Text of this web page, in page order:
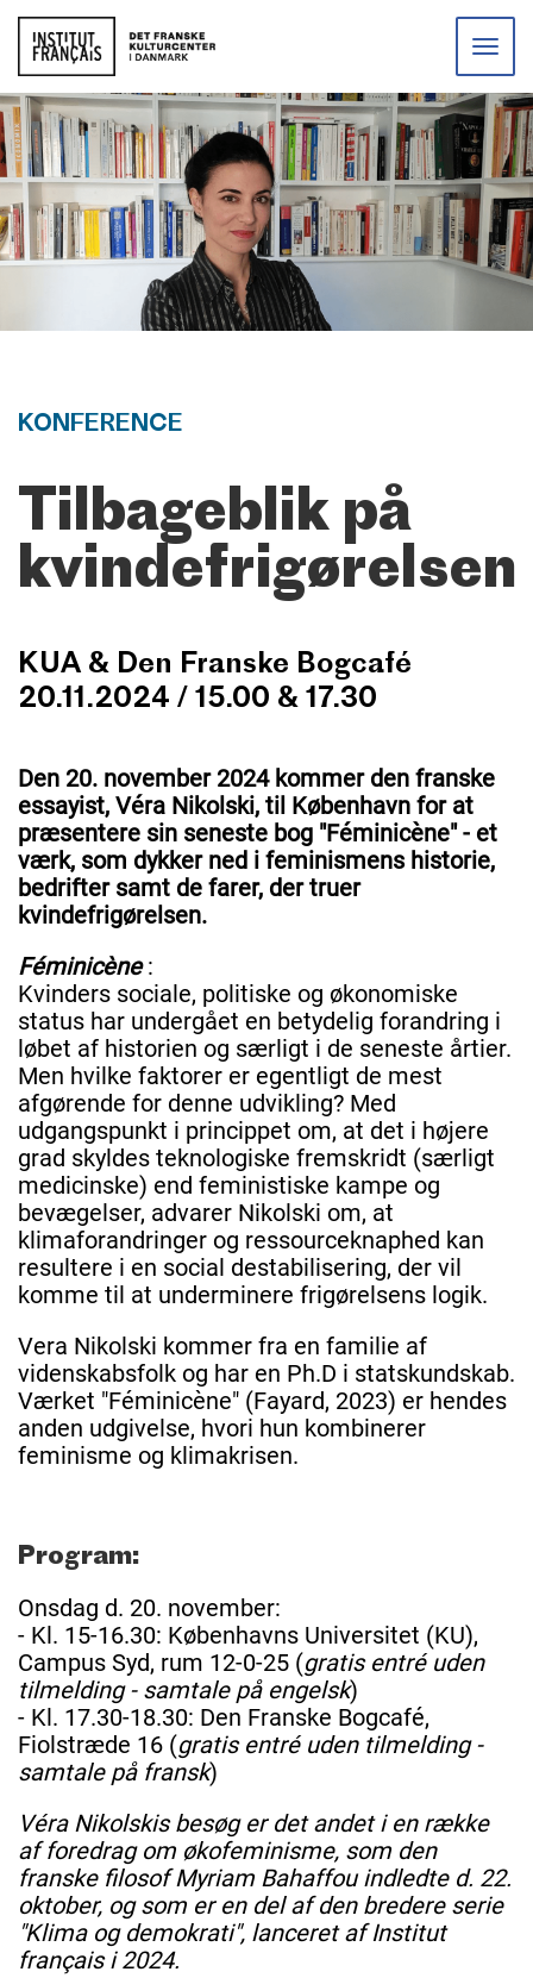
Toggle
KONFERENCE
Tilbageblik på
kvindefrigørelsen
KUA & Den Franske Bogcafé
20.11.2024 / 15.00 & 17.30
Den 20. november 2024 kommer den franske
essayist, Véra Nikolski, til København for at
præsentere sin seneste bog "Féminicène" - et
værk, som dykker ned i feminismens historie,
bedrifter samt de farer, der truer
kvindefrigørelsen.
Féminicène:
Kvinders sociale, politiske og økonomiske
status har undergået en betydelig forandring i
løbet af historien og særligt i de seneste årtier.
Men hvilke faktorer er egentligt de mest
afgørende for denne udvikling? Med
udgangspunkt i princippet om, at det i højere
grad skyldes teknologiske fremskridt (særligt
medicinske) end feministiske kampe og
bevægelser, advarer Nikolski om, at
klimaforandringer og ressourceknaphed kan
resultere i en social destabilisering, der vil
komme til at underminere frigørelsens logik.
Vera Nikolski kommer fra en familie af
videnskabsfolk og har en Ph.D i statskundskab.
Værket "Féminicène" (Fayard, 2023) er hendes
anden udgivelse, hvori hun kombinerer
feminisme og klimakrisen.
Program:
Onsdag d. 20. november:
- Kl. 15-16.30: Københavns Universitet (KU),
Campus Syd, rum 12-0-25 (gratis entré uden
tilmelding - samtale på engelsk)
- Kl. 17.30-18.30: Den Franske Bogcafé,
Fiolstræde 16 (gratis entré uden tilmelding -
samtale på fransk)
Véra Nikolskis besøg er det andet i en række
af foredrag om økofeminisme, som den
franske filosof Myriam Bahaffou indledte d. 22.
oktober, og som er en del af den bredere serie
"Klima og demokrati", lanceret af Institut
français i 2024.